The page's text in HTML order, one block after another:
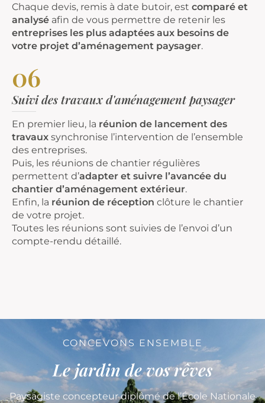
Chaque devis, remis à date butoir, est comparé et
analysé afin de vous permettre de retenir les
entreprises les plus adaptées aux besoins de
votre projet d’aménagement paysager.
06
Suivi des travaux d'aménagement paysager
En premier lieu, la réunion de lancement des
travaux synchronise l’intervention de l’ensemble
des entreprises.
Puis, les réunions de chantier régulières
permettent d’adapter et suivre l’avancée du
chantier d’aménagement extérieur.
Enfin, la réunion de réception clôture le chantier
de votre projet.
Toutes les réunions sont suivies de l’envoi d’un
compte-rendu détaillé.
CONCEVONS ENSEMBLE
Le jardin de vos rêves
Paysagiste concepteur diplômé de l’École Nationale